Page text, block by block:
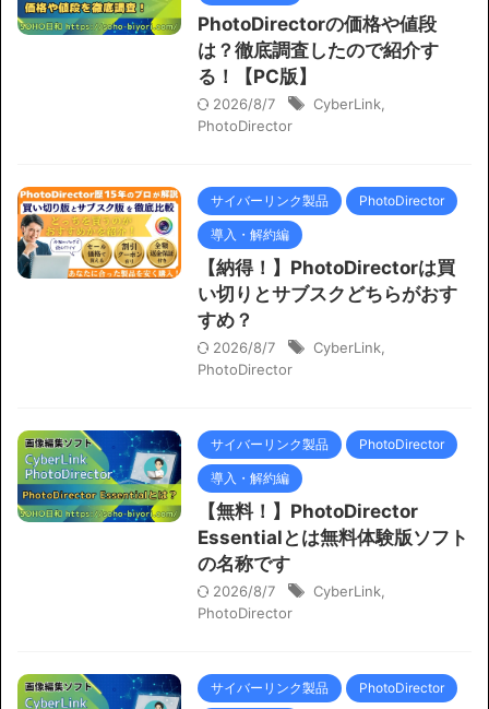
PhotoDirectorの価格や値段
は？徹底調査したので紹介す
る！【PC版】
2026/8/7 CyberLink
PhotoDirector
サイバーリンク製品 PhotoDirector
導入・解約編
【納得！】PhotoDirectorは買
い切りとサブスクどちらがおす
すめ？
2026/8/7 CyberLink
PhotoDirector
サイバーリンク製品 PhotoDirector
導入・解約編
【無料！】PhotoDirector
Essentialとは無料体験版ソフト
の名称です
2026/8/7 CyberLink
PhotoDirector
サイバーリンク製品 PhotoDirector